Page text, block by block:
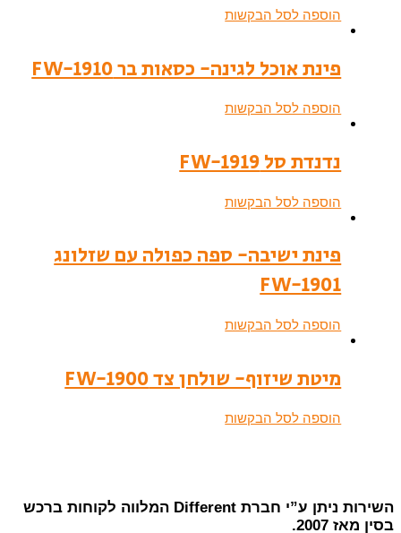
הוספה לסל הבקשות
פינת אוכל לגינה- כסאות בר FW-1910
הוספה לסל הבקשות
נדנדת סל FW-1919
הוספה לסל הבקשות
פינת ישיבה- ספה כפולה עם שזלונג
FW-1901
הוספה לסל הבקשות
מיטת שיזוף- שולחן צד FW-1900
הוספה לסל הבקשות
השירות ניתן ע”י חברת Different המלווה לקוחות ברכש
בסין מאז 2007.